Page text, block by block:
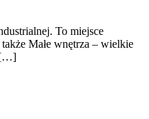
To miejsce
Małe wnętrza – wielkie
[…]